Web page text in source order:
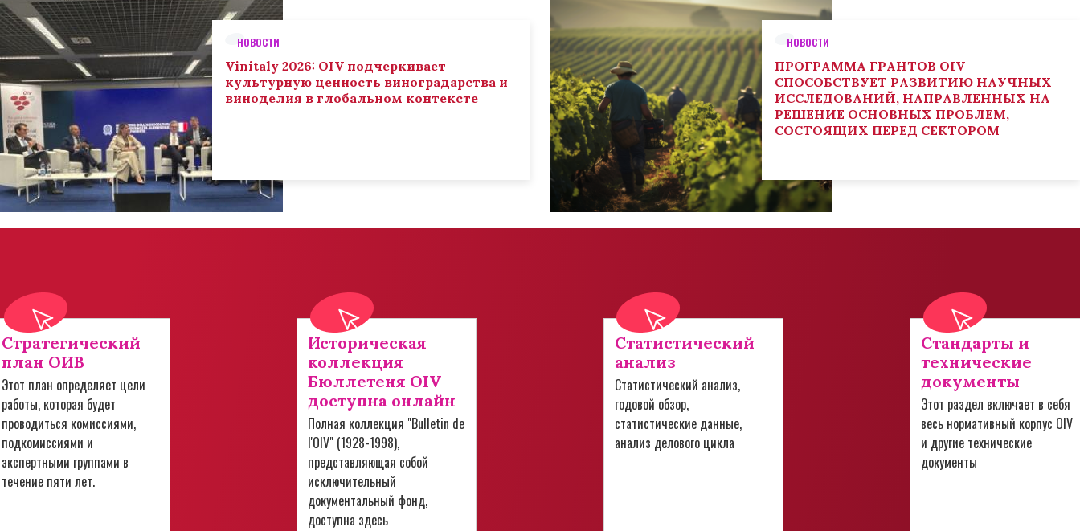
НОВОСТИ
Vinitaly 2026: OIV подчеркивает
культурную ценность виноградарства и
виноделия в глобальном контексте
НОВОСТИ
ПРОГРАММА ГРАНТОВ OIV
СПОСОБСТВУЕТ РАЗВИТИЮ НАУЧНЫХ
ИССЛЕДОВАНИЙ, НАПРАВЛЕННЫХ НА
РЕШЕНИЕ ОСНОВНЫХ ПРОБЛЕМ,
СОСТОЯЩИХ ПЕРЕД СЕКТОРОМ
Стратегический
план ОИВ
Этот план определяет цели
работы, которая будет
проводиться комиссиями,
подкомиссиями и
экспертными группами в
течение пяти лет.
Историческая
коллекция
Бюллетеня OIV
доступна онлайн
Полная коллекция "Bulletin de
l'OIV" (1928-1998),
представляющая собой
исключительный
документальный фонд,
доступна здесь
Статистический
анализ
Статистический анализ,
годовой обзор,
статистические данные,
анализ делового цикла
Стандарты и
технические
документы
Этот раздел включает в себя
весь нормативный корпус OIV
и другие технические
документы